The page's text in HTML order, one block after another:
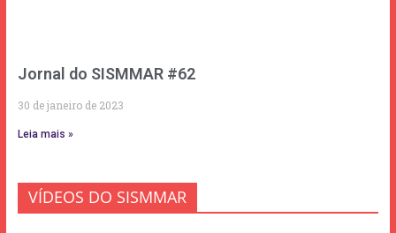
Jornal do SISMMAR #62
30 de janeiro de 2023
Leia mais »
VÍDEOS DO SISMMAR